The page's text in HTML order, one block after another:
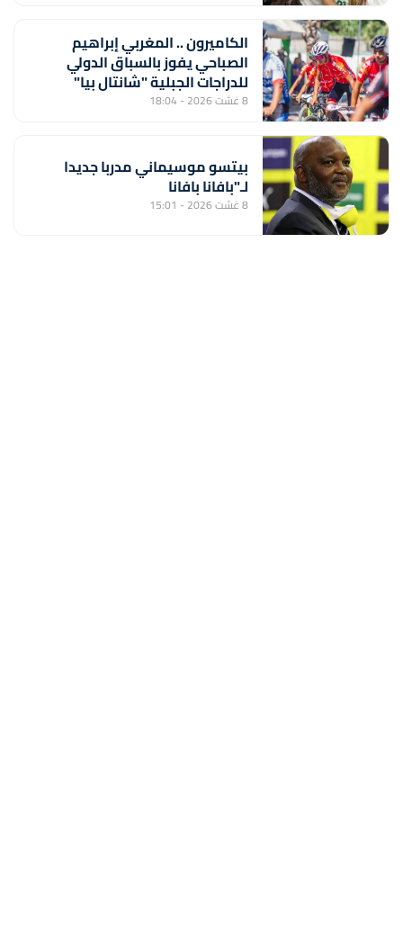
الكاميرون .. المغربي إبراهيم
الصباحي يفوز بالسباق الدولي
للدراجات الجبلية "شانتال بيا"
8 غشت 2026 - 18:04
بيتسو موسيماني مدربا جديدا
لـ"بافانا بافانا
8 غشت 2026 - 15:01